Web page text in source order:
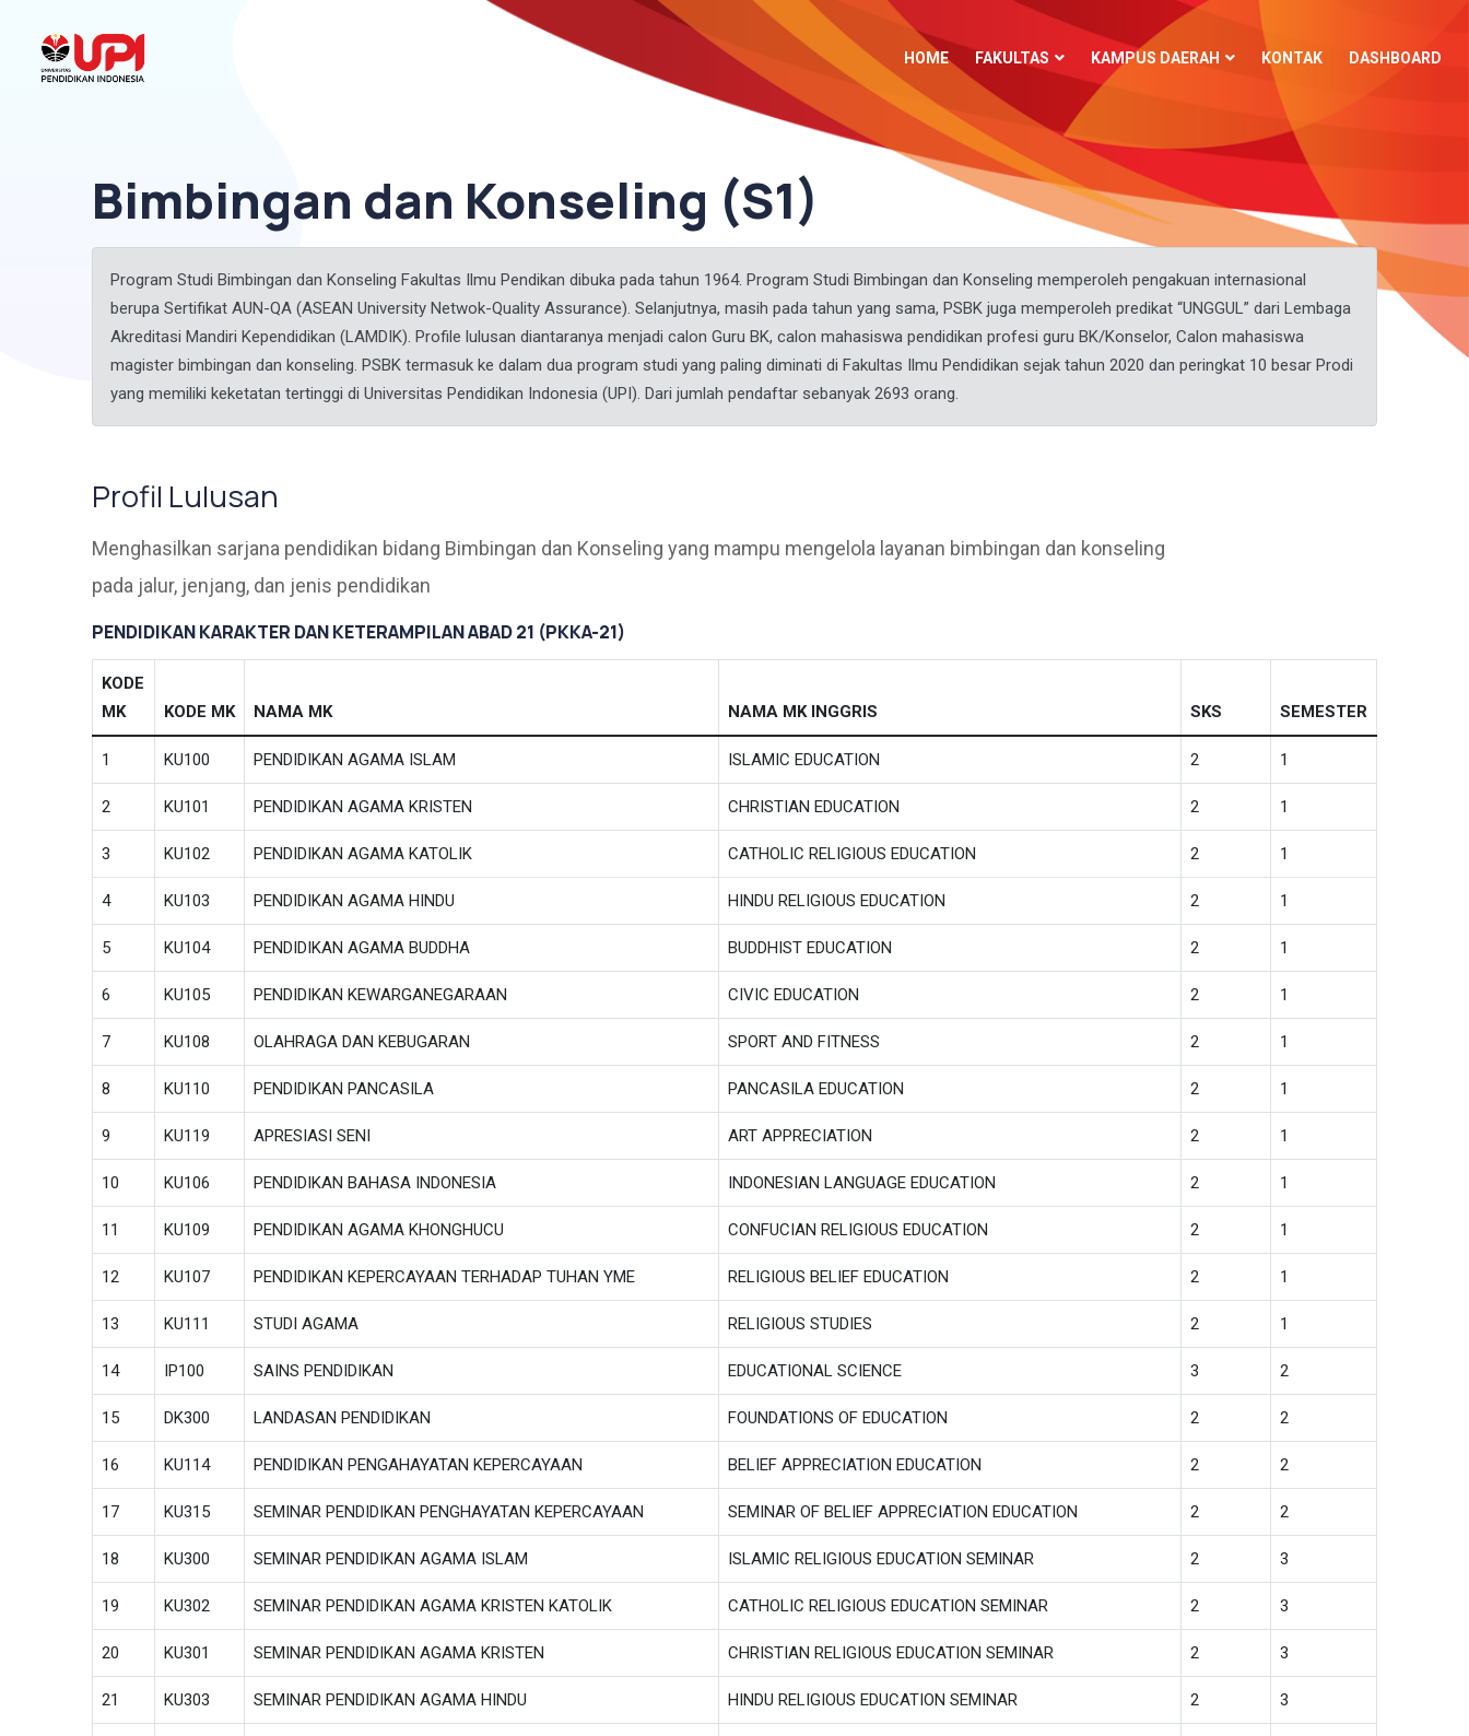
HOME FAKULTAS KAMPUS DAERAH KONTAK DASHBOARD
Bimbingan dan Konseling (S1)
Program Studi Bimbingan dan Konseling Fakultas Ilmu Pendikan dibuka pada tahun 1964. Program Studi Bimbingan dan Konseling memperoleh pengakuan internasional
berupa Sertifikat AUN-QA (ASEAN University Netwok-Quality Assurance). Selanjutnya, masih pada tahun yang sama, PSBK juga memperoleh predikat “UNGGUL” dari Lembaga
Akreditasi Mandiri Kependidikan (LAMDIK). Profile lulusan diantaranya menjadi calon Guru BK, calon mahasiswa pendidikan profesi guru BK/Konselor, Calon mahasiswa
magister bimbingan dan konseling. PSBK termasuk ke dalam dua program studi yang paling diminati di Fakultas Ilmu Pendidikan sejak tahun 2020 dan peringkat 10 besar Prodi
yang memiliki keketatan tertinggi di Universitas Pendidikan Indonesia (UPI). Dari jumlah pendaftar sebanyak 2693 orang.
Profil Lulusan
Menghasilkan sarjana pendidikan bidang Bimbingan dan Konseling yang mampu mengelola layanan bimbingan dan konseling
pada jalur, jenjang, dan jenis pendidikan
PENDIDIKAN KARAKTER DAN KETERAMPILAN ABAD 21 (PKKA-21)
KODE
MK
KODE MK NAMA MK NAMA MK INGGRIS SKS SEMESTER
1 KU100 PENDIDIKAN AGAMA ISLAM ISLAMIC EDUCATION 2 1
2 KU101 PENDIDIKAN AGAMA KRISTEN CHRISTIAN EDUCATION 2 1
3 KU102 PENDIDIKAN AGAMA KATOLIK CATHOLIC RELIGIOUS EDUCATION 2 1
4 KU103 PENDIDIKAN AGAMA HINDU HINDU RELIGIOUS EDUCATION 2 1
5 KU104 PENDIDIKAN AGAMA BUDDHA BUDDHIST EDUCATION 2 1
6 KU105 PENDIDIKAN KEWARGANEGARAAN CIVIC EDUCATION 2 1
7 KU108 OLAHRAGA DAN KEBUGARAN SPORT AND FITNESS 2 1
8 KU110 PENDIDIKAN PANCASILA PANCASILA EDUCATION 2 1
9 KU119 APRESIASI SENI ART APPRECIATION 2 1
10 KU106 PENDIDIKAN BAHASA INDONESIA INDONESIAN LANGUAGE EDUCATION 2 1
11 KU109 PENDIDIKAN AGAMA KHONGHUCU CONFUCIAN RELIGIOUS EDUCATION 2 1
12 KU107 PENDIDIKAN KEPERCAYAAN TERHADAP TUHAN YME RELIGIOUS BELIEF EDUCATION 2 1
13 KU111 STUDI AGAMA RELIGIOUS STUDIES 2 1
14 IP100 SAINS PENDIDIKAN EDUCATIONAL SCIENCE 3 2
15 DK300 LANDASAN PENDIDIKAN FOUNDATIONS OF EDUCATION 2 2
16 KU114 PENDIDIKAN PENGAHAYATAN KEPERCAYAAN BELIEF APPRECIATION EDUCATION 2 2
17 KU315 SEMINAR PENDIDIKAN PENGHAYATAN KEPERCAYAAN SEMINAR OF BELIEF APPRECIATION EDUCATION 2 2
18 KU300 SEMINAR PENDIDIKAN AGAMA ISLAM ISLAMIC RELIGIOUS EDUCATION SEMINAR 2 3
19 KU302 SEMINAR PENDIDIKAN AGAMA KRISTEN KATOLIK CATHOLIC RELIGIOUS EDUCATION SEMINAR 2 3
20 KU301 SEMINAR PENDIDIKAN AGAMA KRISTEN CHRISTIAN RELIGIOUS EDUCATION SEMINAR 2 3
21 KU303 SEMINAR PENDIDIKAN AGAMA HINDU HINDU RELIGIOUS EDUCATION SEMINAR 2 3